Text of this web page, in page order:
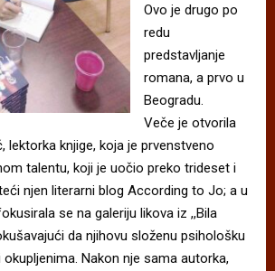
Ovo je drugo po
redu
predstavljanje
romana, a prvo u
Beogradu.
Veče je otvorila
lektorka knjige, koja je prvenstveno
talentu, koji je uočio preko trideset i
njen literarni blog According to Jo; a u
se na galeriju likova iz ,,Bila
da njihovu složenu psihološku
okupljenima. Nakon nje sama autorka,